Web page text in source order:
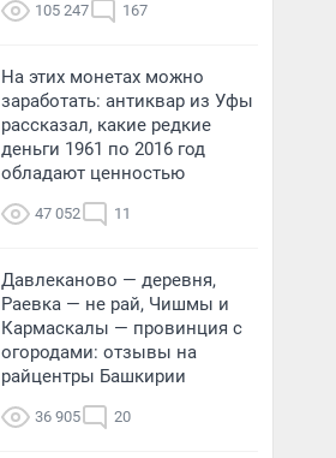
105 247 167
На этих монетах можно
заработать: антиквар из Уфы
рассказал, какие редкие
деньги 1961 по 2016 год
обладают ценностью
47 052 11
Давлеканово — деревня,
Раевка — не рай, Чишмы и
Кармаскалы — провинция с
огородами: отзывы на
райцентры Башкирии
36 905 20